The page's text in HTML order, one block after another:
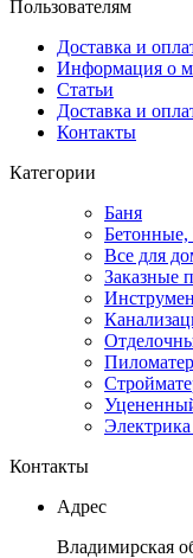
Пользователям
Доставка и
Информация о
Статьи
Доставка и
Контакты
Категории
Баня
Бетонные,
Все для
Заказные
Контакты
Адрес
Владимирская